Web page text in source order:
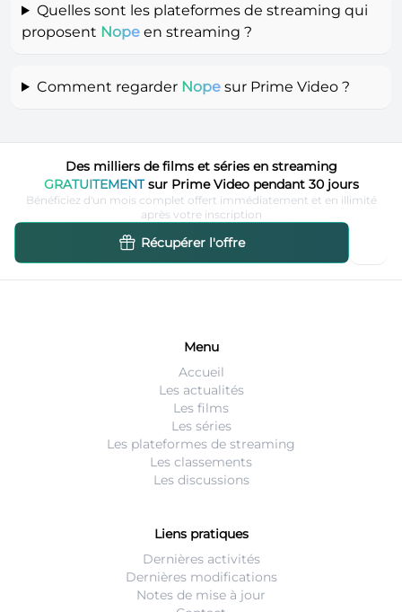
Quelles sont les plateformes de streaming qui
proposent Nope en streaming ?
Comment regarder Nopesur Prime Video ?
Des milliers de films et séries en streaming
GRATUITEMENTsur Prime Video pendant 30 jours
Bénéficiez d'un mois complet offert immédiatement et en illimité
après votre inscription
Récupérer l'offre
Menu
Accueil
Les actualités
Les films
Les séries
Les plateformes de streaming
Les classements
Les discussions
Liens pratiques
Dernières activités
Dernières modifications
Notes de mise à jour